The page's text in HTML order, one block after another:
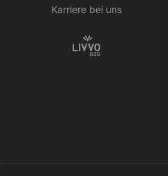
Karriere bei uns